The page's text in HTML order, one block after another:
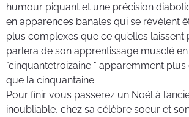
humour piquant et une précision
en apparences banales qui se révèlent
plus complexes que ce qu’elles laissent
parlera de son apprentissage musclé
"cinquantetroizaine " apparemment plus
que la cinquantaine.
Pour finir vous passerez un Noël à
inoubliable, chez sa célèbre soeur et